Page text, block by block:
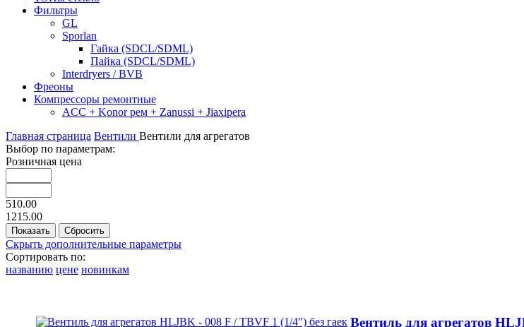
Фильтры
GL
Sporlan
Гайка (SDCL/SDML)
Пайка (SDCL/SDML)
Interdryers / BVB
Фреоны
Компрессоры ремонтные
ACC + Konor рем + Zanussi + Jiaxipera
Главная страница Вентили Вентили для агрегатов
Выбор по параметрам:
Розничная цена
510.00
1215.00
Скрыть дополнительные параметры
Сортировать по:
названию цене новинкам
Вентиль для агрегатов